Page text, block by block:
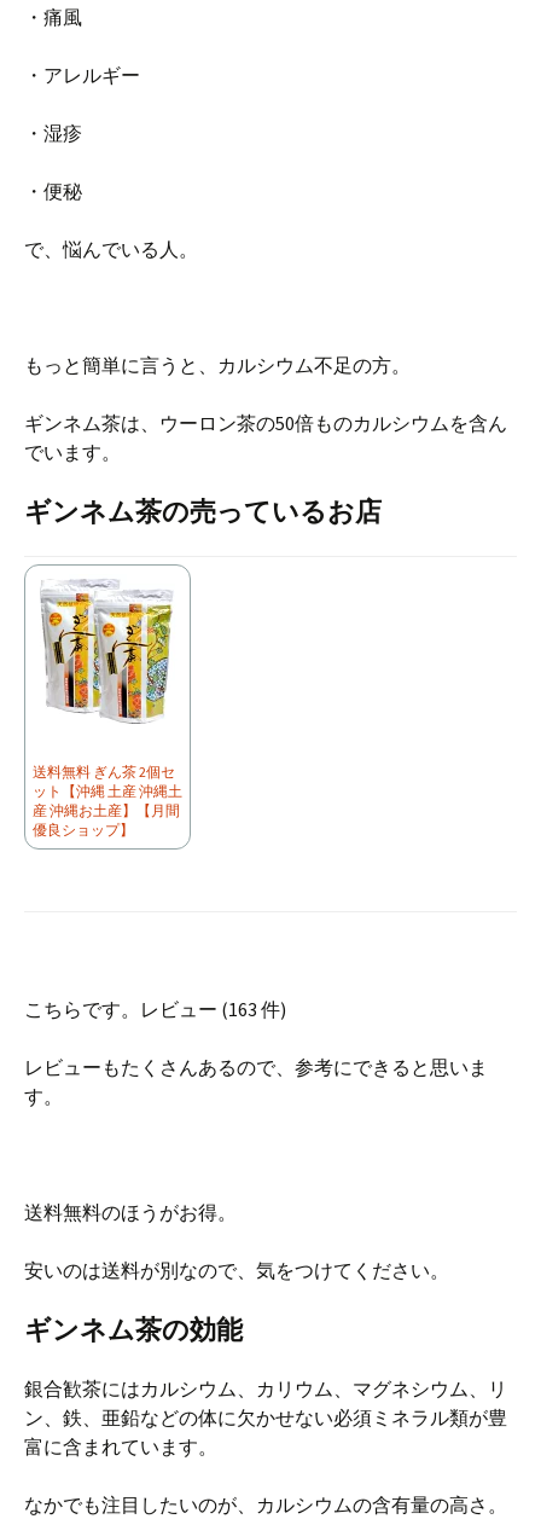
・痛風
・アレルギー
・湿疹
・便秘
で、悩んでいる人。
もっと簡単に言うと、カルシウム不足の方。
ギンネム茶は、ウーロン茶の50倍ものカルシウムを含ん
でいます。
ギンネム茶の売っているお店
送料無料 ぎん茶 2個セ
ット【沖縄 土産 沖縄土
産 沖縄お土産】【月間
優良ショップ】
こちらです。レビュー (163 件)
レビューもたくさんあるので、参考にできると思いま
す。
送料無料のほうがお得。
安いのは送料が別なので、気をつけてください。
ギンネム茶の効能
銀合歓茶にはカルシウム、カリウム、マグネシウム、リ
ン、鉄、亜鉛などの体に欠かせない必須ミネラル類が豊
富に含まれています。
なかでも注目したいのが、カルシウムの含有量の高さ。